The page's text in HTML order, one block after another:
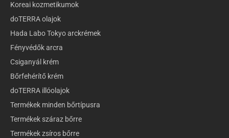
Koreai kozmetikumok
doTERRA olajok
Hada Labo Tokyo arckrémek
Fényvédők arcra
Csiganyál krém
Bőrfehérítő krém
doTERRA illóolajok
Termékek minden bőrtípusra
Termékek száraz bőrre
Termékek zsíros bőrre